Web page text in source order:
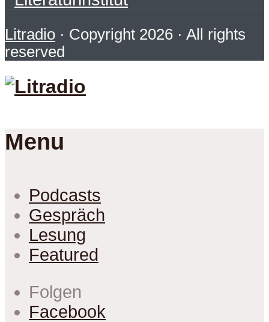
Litradio · Copyright 2026 · All rights
reserved
Menu
Podcasts
Gespräch
Lesung
Featured
Folgen
Facebook